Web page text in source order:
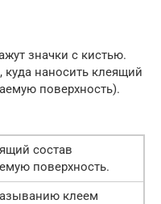
значки с кистью.
наносить клеящий
поверхность).
состав
поверхность.
клеем